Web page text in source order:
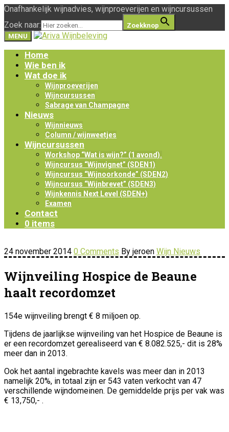
Onafhankelijk wijnadvies, wijnproeverijen en wijncursussen
Zoek naar:
Zoekknop
MENU
Home
Wie ben ik
Wat doe ik
Wijnproeverijen
Wijncursussen
Sabrage van Champagne
Nieuws
Wijnnieuws
Column / wijnweetjes
Wijncursussen
Workshop “Wat is wijn?” (1 avond).
Wijncursus “Wijnvignet” (SDEN1)
Wijncursus “Wijnoorkonde” (SDEN2)
Wijncursus “Wijnbrevet” (SDEN3)
Wijnkennis Next Level (SDEN+)
Examen
Contact
0 items
24 november 2014 0 Comments By jeroen Wijn Nieuws
Wijnveiling Hospice de Beaune
haalt recordomzet
154e wijnveiling brengt € 8 miljoen op.
Tijdens de jaarlijkse wijnveiling van het Hospice de Beaune is
er een recordomzet gerealiseerd van € 8.082.525,- dit is 28%
meer dan in 2013.
Ook het aantal ingebrachte kavels was meer dan in 2013
namelijk 20%, in totaal zijn er 543 vaten verkocht van 47
verschillende wijndomeinen. De gemiddelde prijs per vak was
€ 13,750,- .